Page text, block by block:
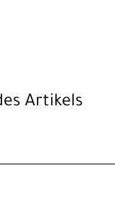
Artikels